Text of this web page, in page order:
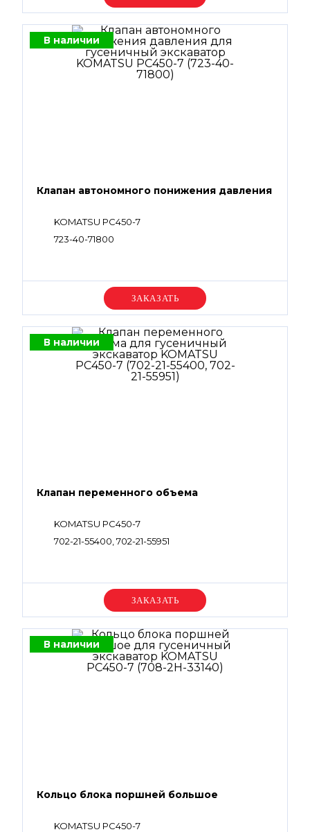
В наличии
Клапан автономного понижения давления
KOMATSU PC450-7
723-40-71800
Уточняйте цену
В наличии
Клапан переменного объема
KOMATSU PC450-7
702-21-55400, 702-21-55951
Уточняйте цену
В наличии
Кольцо блока поршней большое
KOMATSU PC450-7